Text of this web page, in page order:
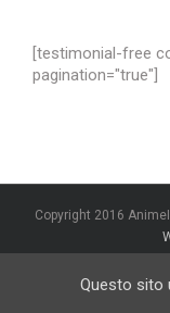
[testimonial-free
pagination="true"]
Copyright 2016
Questo sito